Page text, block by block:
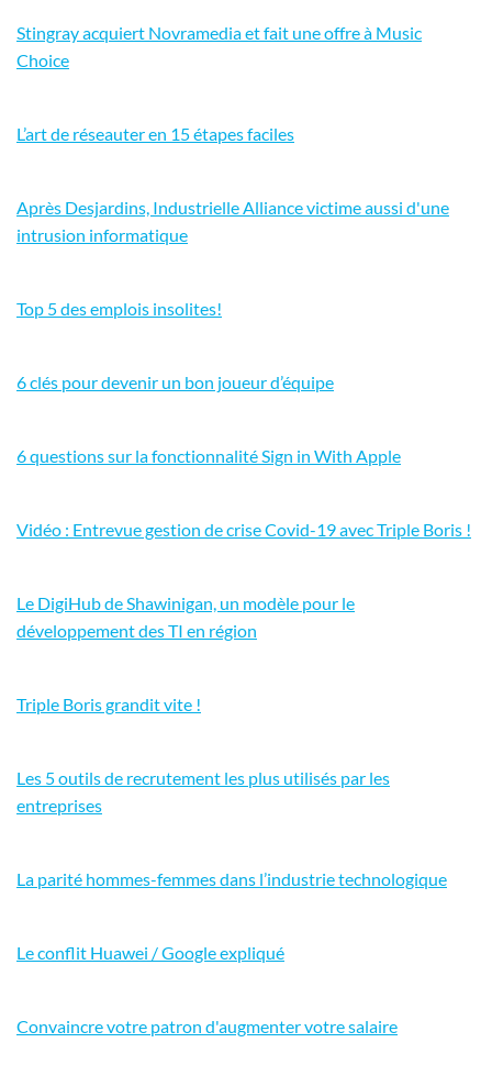
Stingray acquiert Novramedia et fait une offre à Music
Choice
L’art de réseauter en 15 étapes faciles
Après Desjardins, Industrielle Alliance victime aussi d'une
intrusion informatique
Top 5 des emplois insolites!
6 clés pour devenir un bon joueur d’équipe
6 questions sur la fonctionnalité Sign in With Apple
Vidéo : Entrevue gestion de crise Covid-19 avec Triple Boris !
Le DigiHub de Shawinigan, un modèle pour le
développement des TI en région
Triple Boris grandit vite !
Les 5 outils de recrutement les plus utilisés par les
entreprises
La parité hommes-femmes dans l’industrie technologique
Le conflit Huawei / Google expliqué
Convaincre votre patron d'augmenter votre salaire